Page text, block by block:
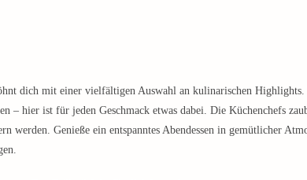
dich mit einer vielfältigen Auswahl an kulinarischen
– hier ist für jeden Geschmack etwas dabei. Die Küchenchefs
werden. Genieße ein entspanntes Abendessen in gemütlicher